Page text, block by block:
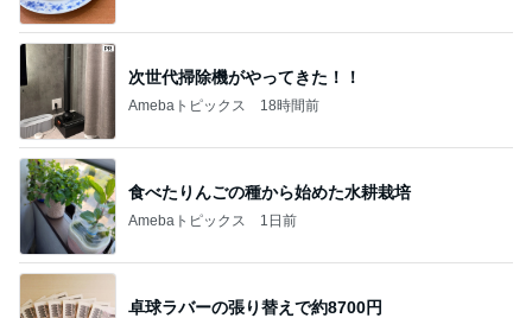
次世代掃除機がやってきた！！
Amebaトピックス 18時間前
食べたりんごの種から始めた水耕栽培
Amebaトピックス 1日前
卓球ラバーの張り替えで約8700円